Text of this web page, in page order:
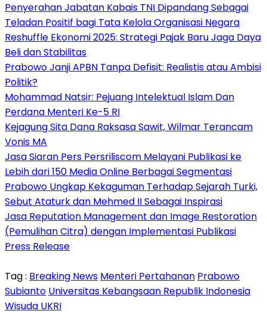
Penyerahan Jabatan Kabais TNI Dipandang Sebagai
Teladan Positif bagi Tata Kelola Organisasi Negara
Reshuffle Ekonomi 2025: Strategi Pajak Baru Jaga Daya
Beli dan Stabilitas
Prabowo Janji APBN Tanpa Defisit: Realistis atau Ambisi
Politik?
Mohammad Natsir: Pejuang Intelektual Islam Dan
Perdana Menteri Ke-5 RI
Kejagung Sita Dana Raksasa Sawit, Wilmar Terancam
Vonis MA
Jasa Siaran Pers Persriliscom Melayani Publikasi ke
Lebih dari 150 Media Online Berbagai Segmentasi
Prabowo Ungkap Kekaguman Terhadap Sejarah Turki,
Sebut Ataturk dan Mehmed II Sebagai Inspirasi
Jasa Reputation Management dan Image Restoration
(Pemulihan Citra) dengan Implementasi Publikasi
Press Release
Tag : Breaking News Menteri Pertahanan Prabowo
Subianto Universitas Kebangsaan Republik Indonesia
Wisuda UKRI